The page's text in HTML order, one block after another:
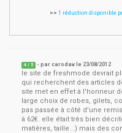
>> 1 réduction disponible
4 / 5 - parcarodav le 23/08/2012
le site de freshmode devrait
qui recherchent des articles
site met en effet à l'honneur
large choix de robes, gilets,
pas passée à côté d'une
à 62€. elle était très bien
matières, taille...) mais des